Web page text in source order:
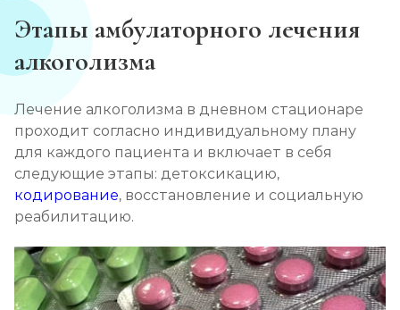
Этапы амбулаторного лечения
алкоголизма
Лечение алкоголизма в дневном стационаре
проходит согласно индивидуальному плану
для каждого пациента и включает в себя
следующие этапы: детоксикацию,
кодирование, восстановление и социальную
реабилитацию.